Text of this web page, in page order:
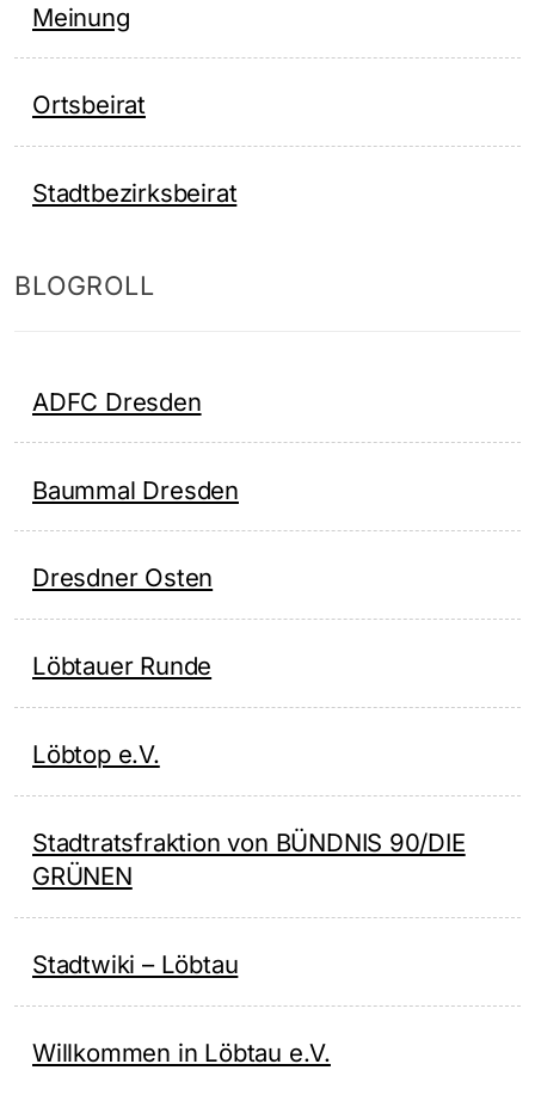
Meinung
Ortsbeirat
Stadtbezirksbeirat
BLOGROLL
ADFC Dresden
Baummal Dresden
Dresdner Osten
Löbtauer Runde
Löbtop e.V.
Stadtratsfraktion von BÜNDNIS 90/DIE
GRÜNEN
Stadtwiki – Löbtau
Willkommen in Löbtau e.V.